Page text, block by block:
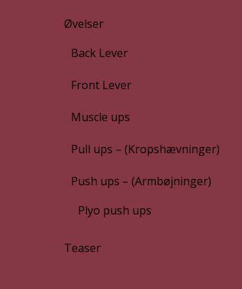
Øvelser
Back Lever
Front Lever
Muscle ups
Pull ups – (Kropshævninger)
Push ups – (Armbøjninger)
Plyo push ups
Teaser